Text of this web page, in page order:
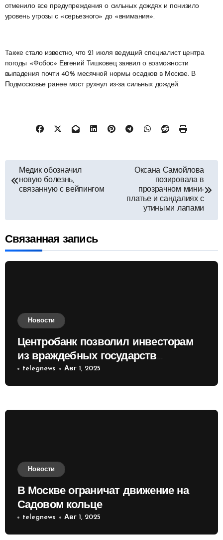
отменило все предупреждения о сильных дождях и понизило
уровень угрозы с «серьезного» до «внимания».
Также стало известно, что 21 июля ведущий специалист центра
погоды «Фобос» Евгений Тишковец заявил о возможности
выпадения почти 40% месячной нормы осадков в Москве. В
Подмосковье ранее мост рухнул из-за сильных дождей.
Навигация
по
Медик обозначил
новую болезнь,
связанную с вейпингом
Оксана Самойлова
позировала в
прозрачном мини-
платье и сандалиях с
утиными лапами
Связанная запись
Новости
Центробанк позволил инвесторам
из враждебных государств
приобретать валюту
telegnews Авг 1, 2025
Новости
В Москве ограничат движение на
Садовом кольце
telegnews Авг 1, 2025